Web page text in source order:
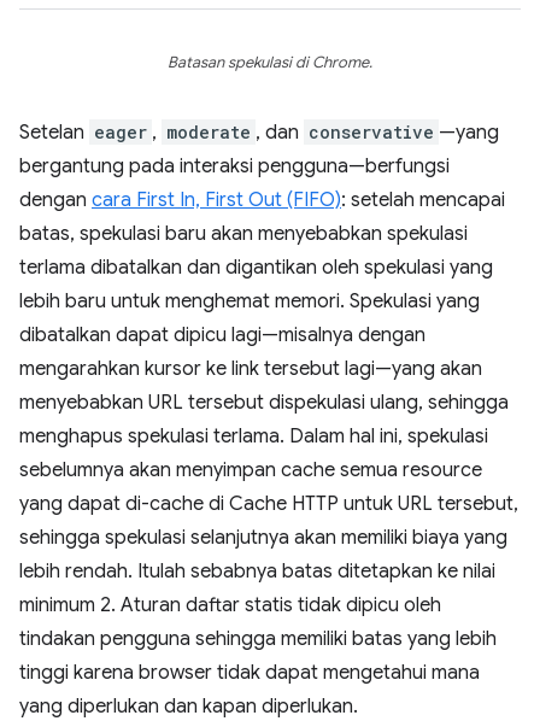
Batasan spekulasi di Chrome.
Setelan eager , moderate , dan conservative —yang
bergantung pada interaksi pengguna—berfungsi
dengan cara First In, First Out (FIFO): setelah mencapai
batas, spekulasi baru akan menyebabkan spekulasi
terlama dibatalkan dan digantikan oleh spekulasi yang
lebih baru untuk menghemat memori. Spekulasi yang
dibatalkan dapat dipicu lagi—misalnya dengan
mengarahkan kursor ke link tersebut lagi—yang akan
menyebabkan URL tersebut dispekulasi ulang, sehingga
menghapus spekulasi terlama. Dalam hal ini, spekulasi
sebelumnya akan menyimpan cache semua resource
yang dapat di-cache di Cache HTTP untuk URL tersebut,
sehingga spekulasi selanjutnya akan memiliki biaya yang
lebih rendah. Itulah sebabnya batas ditetapkan ke nilai
minimum 2. Aturan daftar statis tidak dipicu oleh
tindakan pengguna sehingga memiliki batas yang lebih
tinggi karena browser tidak dapat mengetahui mana
yang diperlukan dan kapan diperlukan.